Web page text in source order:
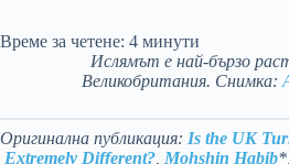
Време за четене: 4 минути
Ислямът е най-бързо
Великобритания. Снимка:
Оригинална публикация: Is the UK
Extremely Different? Mohshin Habib